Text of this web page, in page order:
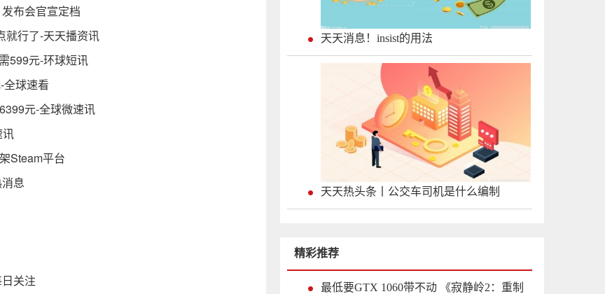
布会官宣定档
就行了-天天播资讯
599元-环球短讯
全球速看
元-全球微速讯
Steam平台
息
关注
天天消息！insist的用法
天天热头条丨公交车司机是什么编制
精彩推荐
最低要GTX 1060带不动 《寂静岭2：重制